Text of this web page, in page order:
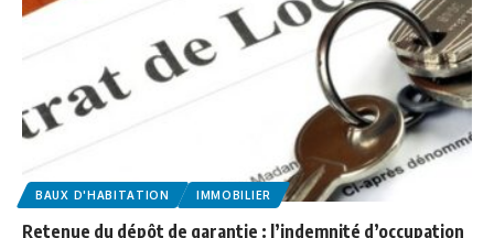
BAUX D'HABITATION IMMOBILIER
Retenue du dépôt de garantie : l’indemnité d’occupation